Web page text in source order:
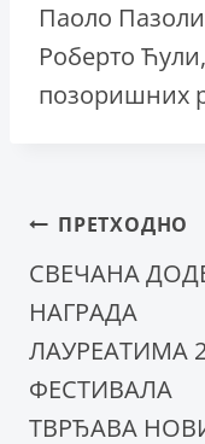
Паоло
Роберто
позоришних
Кретање
чланка
ПРЕТХОДНО
СВЕЧАНА
НАГРАДА
ЛАУРЕАТИМА
ФЕСТИВАЛА
ТВРЂАВА